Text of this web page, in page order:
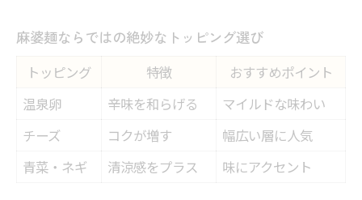
麻婆麺ならではの絶妙なトッピング選び
トッピング 特徴
おすすめポイント
温泉卵
辛味を和らげる
マイルドな味わい
チーズ
コクが増す
幅広い層に人気
青菜・ネギ
清涼感をプラス 味にアクセント